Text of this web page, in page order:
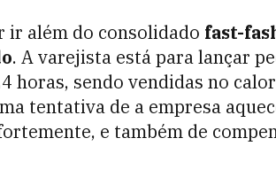
ir além do consolidado fast-
. A varejista está para lançar
horas, sendo vendidas no
tentativa de a empresa
e também de